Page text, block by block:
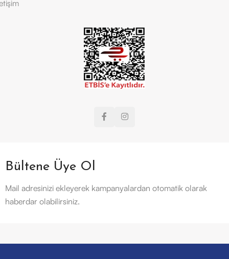
Bültene Üye Ol
Mail adresinizi ekleyerek kampanyalardan otomatik olarak
haberdar olabilirsiniz.